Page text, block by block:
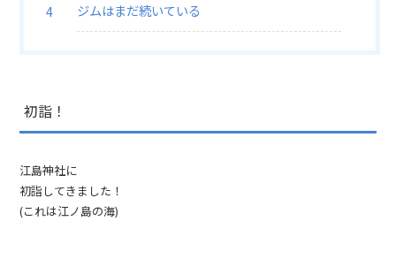
ジムはまだ続いている
初詣！
江島神社に
初詣してきました！
(これは江ノ島の海)